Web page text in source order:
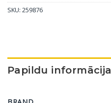
SKU: 259876
Papildu informācija